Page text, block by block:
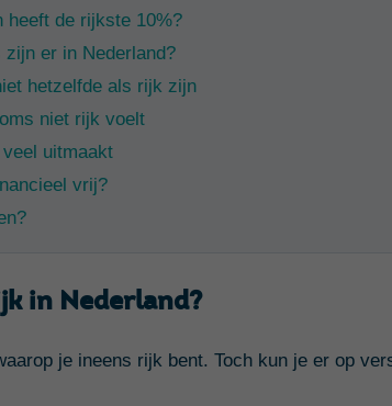
heeft de rijkste 10%?
er in Nederland?
hetzelfde als rijk zijn
niet rijk voelt
uitmaakt
vrij?
in Nederland?
je ineens rijk bent. Toch kun je er op